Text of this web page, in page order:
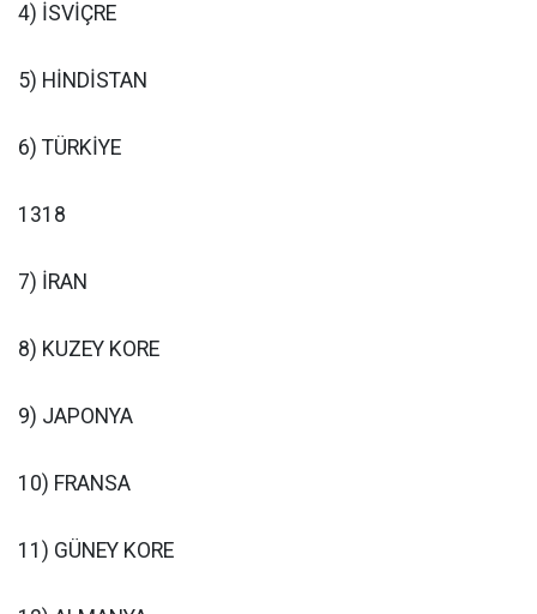
4) İSVİÇRE
5) HİNDİSTAN
6) TÜRKİYE
1318
7) İRAN
8) KUZEY KORE
9) JAPONYA
10) FRANSA
11) GÜNEY KORE